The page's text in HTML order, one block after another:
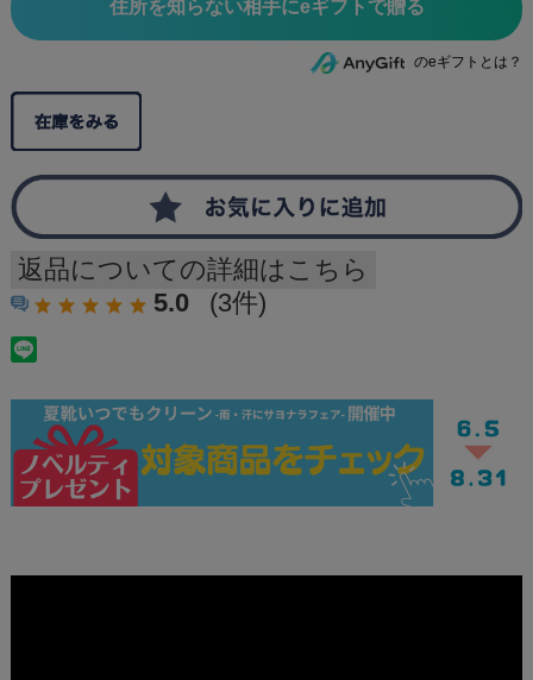
住所を知らない相手にeギフトで贈る
のeギフトとは？
返品についての詳細はこちら
5.0
(3件)